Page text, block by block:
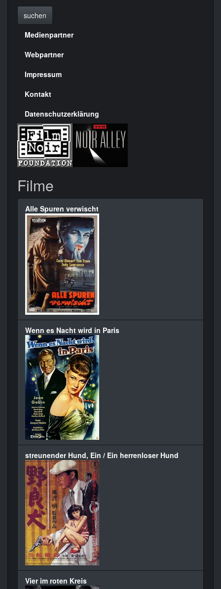
suchen
Menülinks
rechte
Seite
Medienpartner
Webpartner
Impressum
Kontakt
Datenschutzerklärung
Filme
Alle Spuren verwischt
Wenn es Nacht wird in Paris
streunender Hund, Ein / Ein herrenloser Hund
Vier im roten Kreis